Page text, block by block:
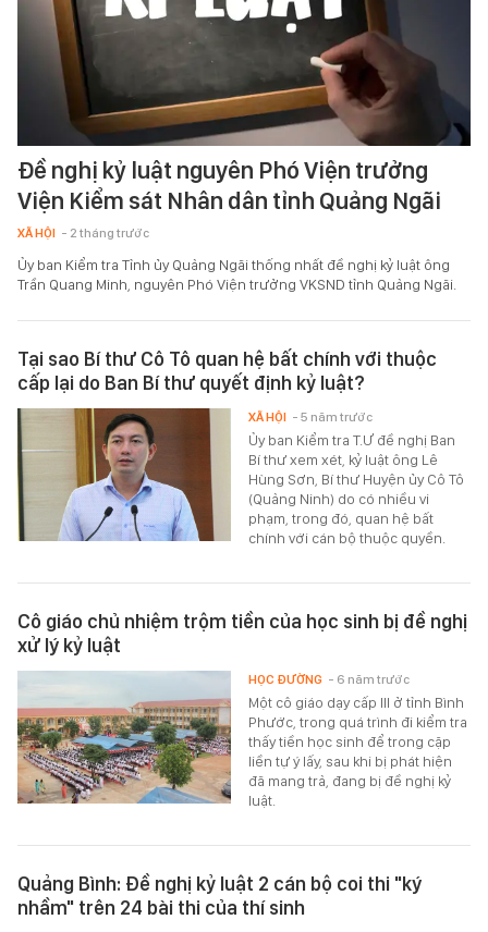
Đề nghị kỷ luật nguyên Phó Viện trưởng
Viện Kiểm sát Nhân dân tỉnh Quảng Ngãi
XÃ HỘI - 2 tháng trước
Ủy ban Kiểm tra Tỉnh ủy Quảng Ngãi thống nhất đề nghị kỷ luật ông
Trần Quang Minh, nguyên Phó Viện trưởng VKSND tỉnh Quảng Ngãi.
Tại sao Bí thư Cô Tô quan hệ bất chính với thuộc
cấp lại do Ban Bí thư quyết định kỷ luật?
Ủy ban Kiểm tra T.Ư đề nghị Ban
Bí thư xem xét, kỷ luật ông Lê
Hùng Sơn, Bí thư Huyện ủy Cô Tô
(Quảng Ninh) do có nhiều vi
phạm, trong đó, quan hệ bất
chính với cán bộ thuộc quyền.
XÃ HỘI - 5 năm trước
Cô giáo chủ nhiệm trộm tiền của học sinh bị đề nghị
xử lý kỷ luật
Một cô giáo dạy cấp III ở tỉnh Bình
Phước, trong quá trình đi kiểm tra
thấy tiền học sinh để trong cặp
liền tự ý lấy, sau khi bị phát hiện
đã mang trả, đang bị đề nghị kỷ
luật.
HỌC ĐƯỜNG - 6 năm trước
Quảng Bình: Đề nghị kỷ luật 2 cán bộ coi thi "ký
nhầm" trên 24 bài thi của thí sinh